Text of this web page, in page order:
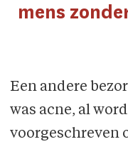
mens
Een andere
was acne, al
voorgeschreven